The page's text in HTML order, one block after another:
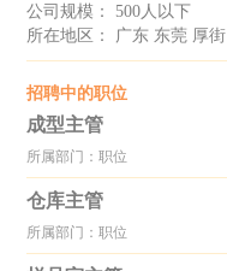
公司规模： 500人以下
所在地区： 广东 东莞 厚街
招聘中的职位
成型主管
所属部门：职位
仓库主管
所属部门：职位